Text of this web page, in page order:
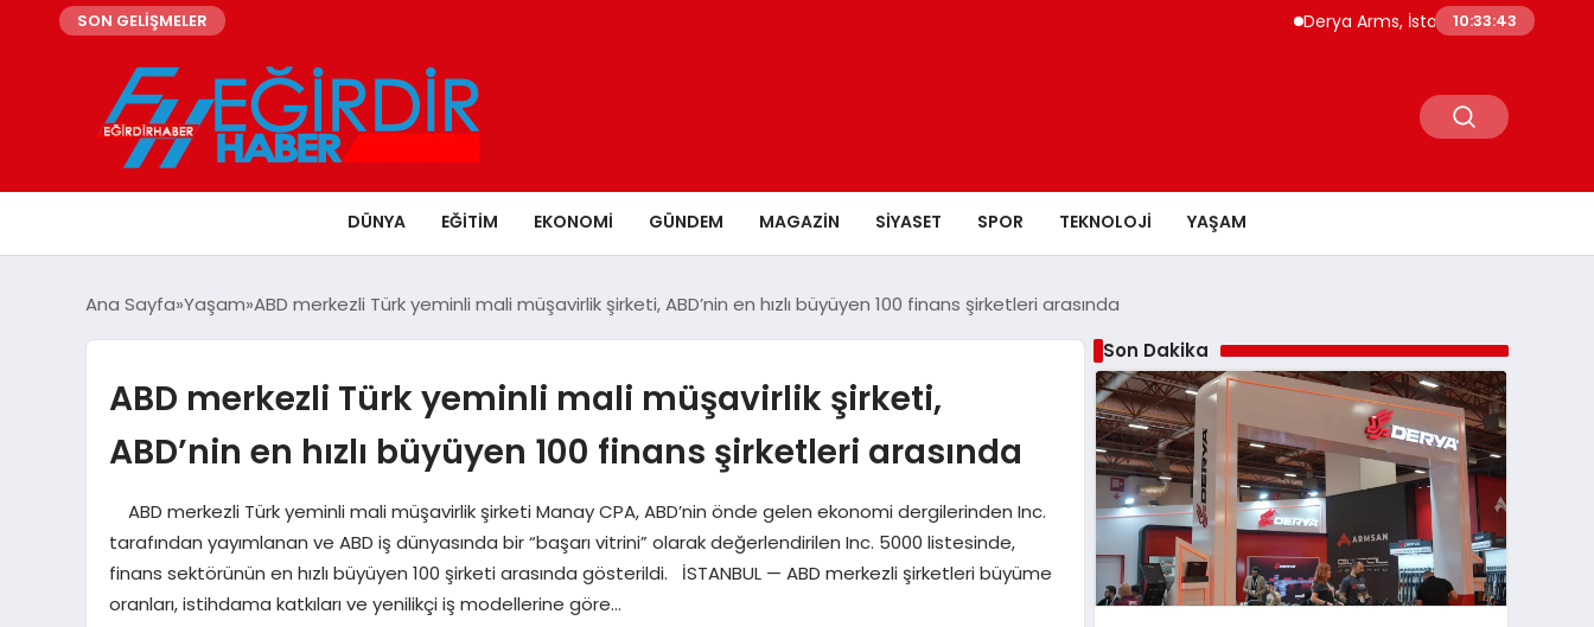
SON GELİŞMELER Derya Arms, İstanbul Prohunt 2026’da
10:33:44
DÜNYA EĞITIM EKONOMI GÜNDEM MAGAZIN SIYASET SPOR TEKNOLOJI YAŞAM
Ana Sayfa Yaşam ABD merkezli Türk yeminli mali müşavirlik şirketi, ABD’nin en hızlı büyüyen 100 finans şirketleri arasında
ABD merkezli Türk yeminli mali müşavirlik şirketi,
ABD’nin en hızlı büyüyen 100 finans şirketleri arasında
ABD merkezli Türk yeminli mali müşavirlik şirketi Manay CPA, ABD’nin önde gelen ekonomi dergilerinden Inc.
tarafından yayımlanan ve ABD iş dünyasında bir “başarı vitrini” olarak değerlendirilen Inc. 5000 listesinde,
finans sektörünün en hızlı büyüyen 100 şirketi arasında gösterildi. İSTANBUL — ABD merkezli şirketleri büyüme
oranları, istihdama katkıları ve yenilikçi iş modellerine göre…
Son Dakika